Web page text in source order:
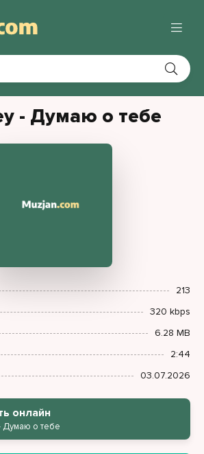
- Думаю о тебе
213
320 kbps
6.28 MB
2:44
03.07.2026
онлайн
Думаю о тебе